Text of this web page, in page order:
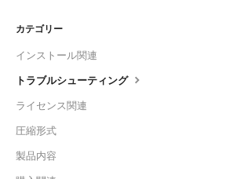
カテゴリー
インストール関連
トラブルシューティング
ライセンス関連
圧縮形式
製品内容